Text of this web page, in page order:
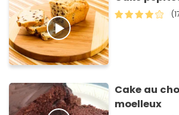
Cake au
moelleux